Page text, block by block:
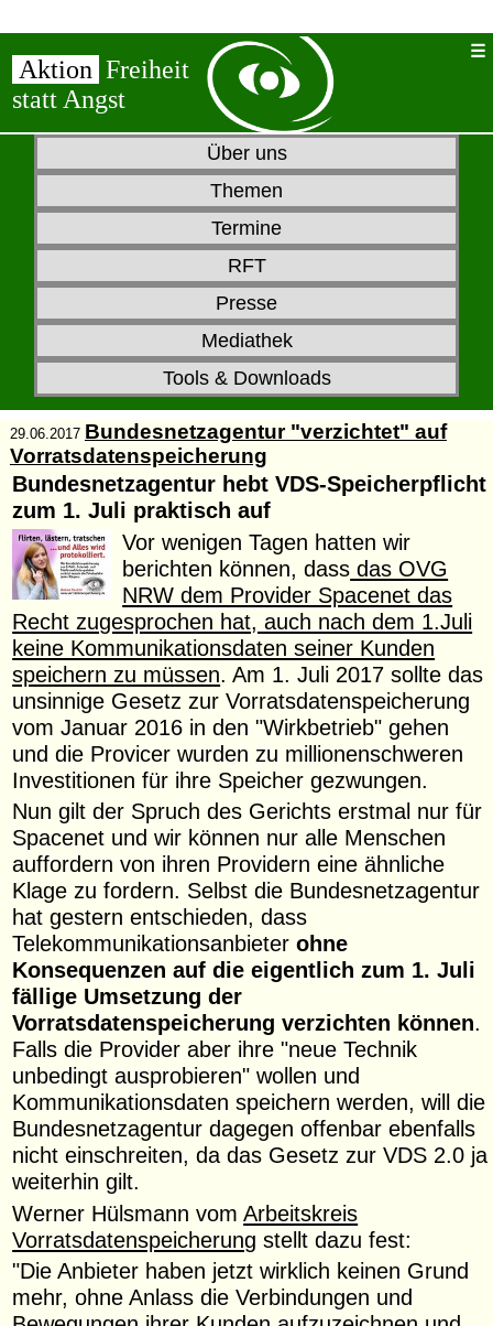
Aktion Freiheit
statt Angst
Über uns
Themen
Termine
RFT
Presse
Mediathek
Tools & Downloads
29.06.2017 Bundesnetzagentur "verzichtet" auf
Vorratsdatenspeicherung
Bundesnetzagentur hebt VDS-Speicherpflicht
zum 1. Juli praktisch auf
Vor wenigen Tagen hatten wir
berichten können, dass das OVG
NRW dem Provider Spacenet das
Recht zugesprochen hat, auch nach dem 1.Juli
keine Kommunikationsdaten seiner Kunden
speichern zu müssen. Am 1. Juli 2017 sollte das
unsinnige Gesetz zur Vorratsdatenspeicherung
vom Januar 2016 in den "Wirkbetrieb" gehen
und die Provicer wurden zu millionenschweren
Investitionen für ihre Speicher gezwungen.
Nun gilt der Spruch des Gerichts erstmal nur für
Spacenet und wir können nur alle Menschen
auffordern von ihren Providern eine ähnliche
Klage zu fordern. Selbst die Bundesnetzagentur
hat gestern entschieden, dass
Telekommunikationsanbieterohne
Konsequenzen auf die eigentlich zum 1. Juli
fällige Umsetzung der
Vorratsdatenspeicherung verzichten können.
Falls die Provider aber ihre "neue Technik
unbedingt ausprobieren" wollen und
Kommunikationsdaten speichern werden, will die
Bundesnetzagentur dagegen offenbar ebenfalls
nicht einschreiten, da das Gesetz zur VDS 2.0 ja
weiterhin gilt.
Werner Hülsmann vom Arbeitskreis
Vorratsdatenspeicherung stellt dazu fest:
"Die Anbieter haben jetzt wirklich keinen Grund
mehr, ohne Anlass die Verbindungen und